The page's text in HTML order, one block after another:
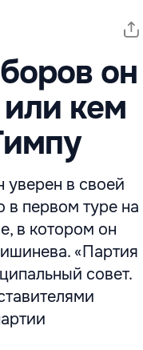
он
кем
в своей
в первом туре на
в котором он
«Партия
совет.